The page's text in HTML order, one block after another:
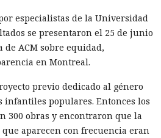
especialistas de la Universidad
se presentaron el 25 de junio
de ACM sobre equidad,
en Montreal.
previo dedicado al género
populares. Entonces los
300 obras y encontraron que la
aparecen con frecuencia eran